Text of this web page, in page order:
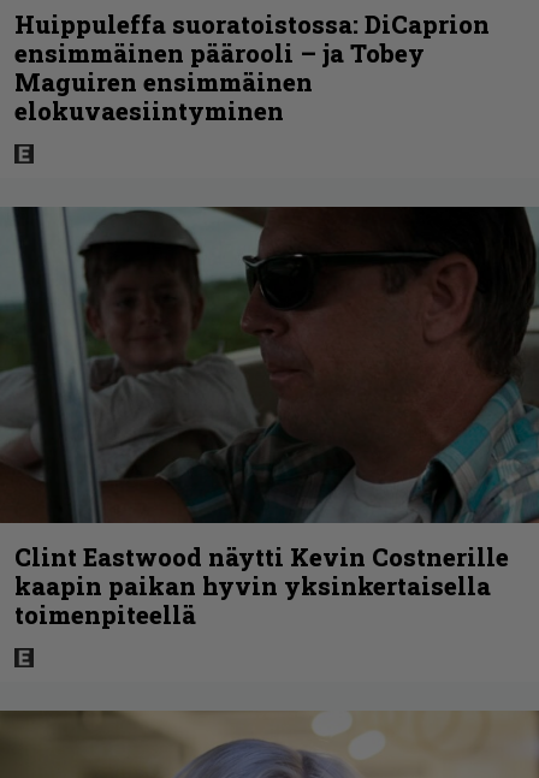
Huippuleffa suoratoistossa: DiCaprion
ensimmäinen päärooli – ja Tobey
Maguiren ensimmäinen
elokuvaesiintyminen
Clint Eastwood näytti Kevin Costnerille
kaapin paikan hyvin yksinkertaisella
toimenpiteellä